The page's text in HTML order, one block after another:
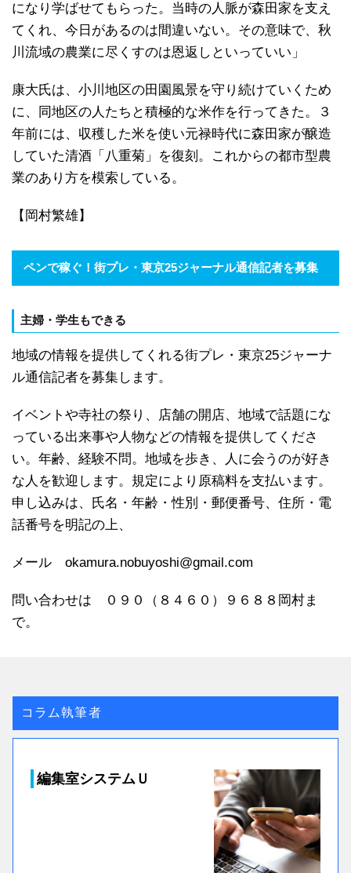
になり学ばせてもらった。当時の人脈が森田家を支え
てくれ、今日があるのは間違いない。その意味で、秋
川流域の農業に尽くすのは恩返しといっていい」
康大氏は、小川地区の田園風景を守り続けていくため
に、同地区の人たちと積極的な米作を行ってきた。３
年前には、収穫した米を使い元禄時代に森田家が醸造
していた清酒「八重菊」を復刻。これからの都市型農
業のあり方を模索している。
【岡村繁雄】
ペンで稼ぐ！街プレ・東京25ジャーナル通信記者を募集
主婦・学生もできる
地域の情報を提供してくれる街プレ・東京25ジャーナ
ル通信記者を募集します。
イベントや寺社の祭り、店舗の開店、地域で話題にな
っている出来事や人物などの情報を提供してくださ
い。年齢、経験不問。地域を歩き、人に会うのが好き
な人を歓迎します。規定により原稿料を支払います。
申し込みは、氏名・年齢・性別・郵便番号、住所・電
話番号を明記の上、
メール okamura.nobuyoshi@gmail.com
問い合わせは ０９０（８４６０）９６８８岡村ま
で。
コラム執筆者
編集室システムＵ